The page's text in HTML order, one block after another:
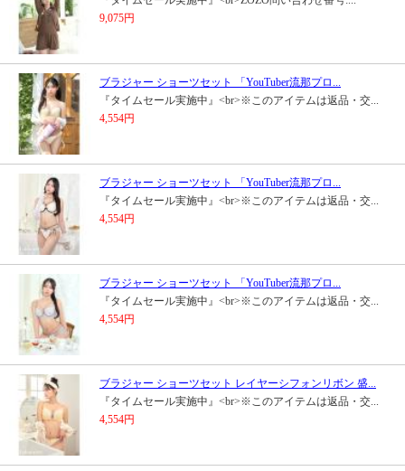
9,075円
ブラジャー ショーツセット 「YouTuber流那プロ...
『タイムセール実施中』<br>※このアイテムは返品・交...
4,554円
ブラジャー ショーツセット 「YouTuber流那プロ...
『タイムセール実施中』<br>※このアイテムは返品・交...
4,554円
ブラジャー ショーツセット 「YouTuber流那プロ...
『タイムセール実施中』<br>※このアイテムは返品・交...
4,554円
ブラジャー ショーツセット レイヤーシフォンリボン 盛...
『タイムセール実施中』<br>※このアイテムは返品・交...
4,554円